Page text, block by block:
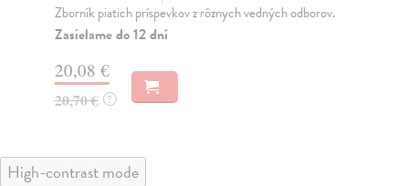
Zborník piatich príspevkov z rôznych vedných odborov.
Zasielame do 12 dní
20,08 €
20,70 € ?
High-contrast mode